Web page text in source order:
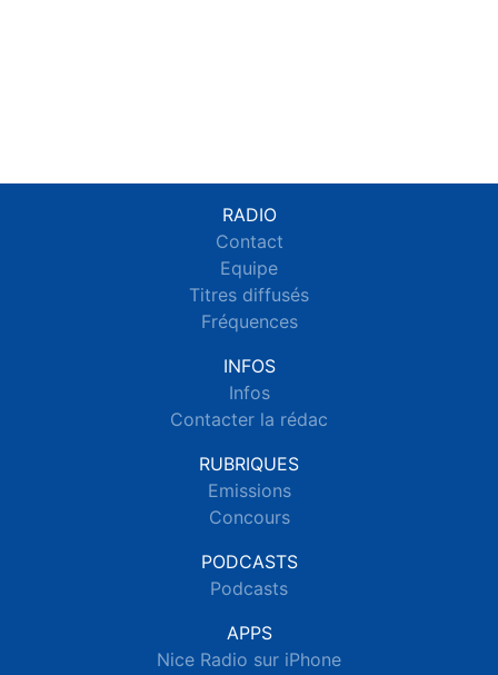
RADIO
Contact
Equipe
Titres diffusés
Fréquences
INFOS
Infos
Contacter la rédac
RUBRIQUES
Emissions
Concours
PODCASTS
Podcasts
APPS
Nice Radio sur iPhone